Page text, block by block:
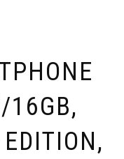
16GB,